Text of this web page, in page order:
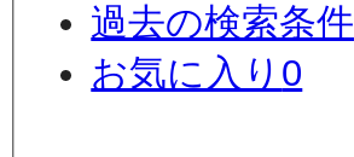
過去の検索条件
お気に入り 0